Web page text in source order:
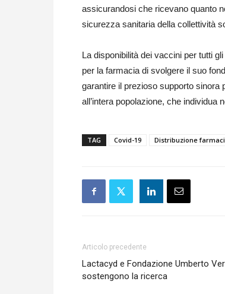
assicurandosi che ricevano quanto
sicurezza sanitaria della collettività
La disponibilità dei vaccini per tutti
per la farmacia di svolgere il suo
garantire il prezioso supporto
all’intera popolazione, che individua
TAG Covid-19 Distribuzione farmaci
Articolo precedente
Lactacyd e Fondazione Umberto
sostengono la ricerca